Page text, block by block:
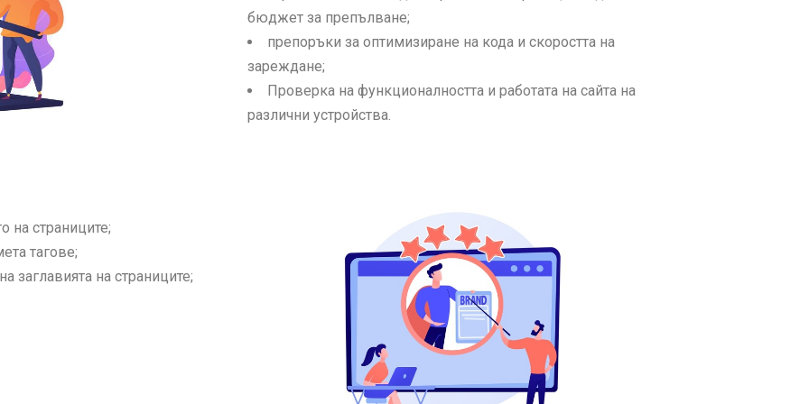
бюджет за препълване;
препоръки за оптимизиране на кода и скоростта на
зареждане;
Проверка на функционалността и работата на сайта на
различни устройства.
на страниците;
тагове;
заглавията на страниците;